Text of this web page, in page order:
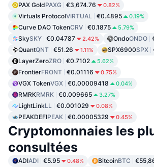
PAX GoldPAXG €3,674.76 0.82%
Virtuals ProtocolVIRTUAL €0.4895 0.19%
Curve DAO TokenCRV €0.1875 5.79%
SkySKY €0.04787 2.42% OndoONDO
QuantQNT €51.26 1.11% SPX6900SPX
LayerZeroZRO €0.7102 5.62%
FrontierFRONT €0.01116 0.75%
VGX TokenVGX €0.00009418 0.04%
RMRKRMRK €0.009665 3.27%
LightLinkLL €0.001029 0.08%
PEAKDEFIPEAK €0.00005329 0.45%
Cryptomonnaies les
consultées
ADIADI €5.95 0.48% BitcoinBTC